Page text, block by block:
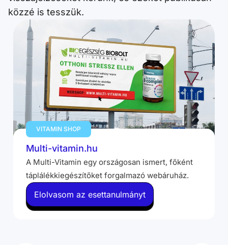
közzé is tesszük.
VITAMIN SHOP
Multi-vitamin.hu
A Multi-Vitamin egy országosan ismert, főként
táplálékkiegészítőket forgalmazó webáruház.
Elolvasom az esettanulmányt